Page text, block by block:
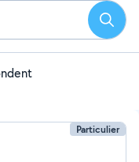
Particulier